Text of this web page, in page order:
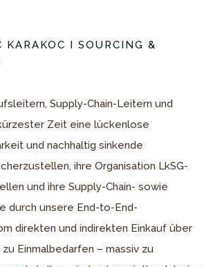
KARAKOC I SOURCING &
Supply-Chain-Leitern und
Zeit eine lückenlose
und nachhaltig sinkende
ihre Organisation LkSG-
und ihre Supply-Chain- sowie
durch unsere End-to-End-
direkten und indirekten Einkauf über
zu Einmalbedarfen – massiv zu